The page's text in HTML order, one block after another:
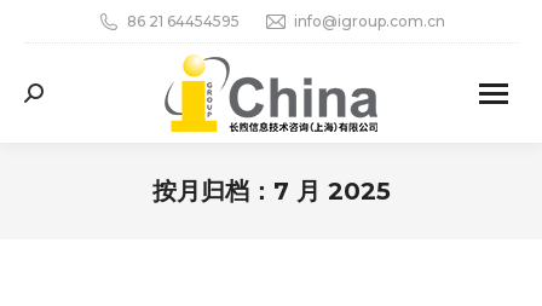
86 21 64454595 info@igroup.com.cn
Search:
按月归档： 7 月 2025